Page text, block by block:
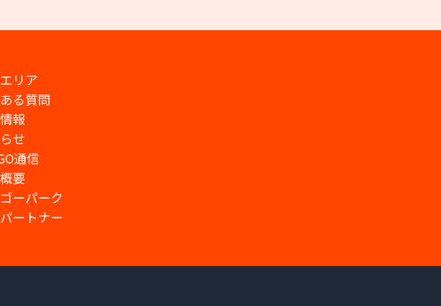
リア
る質問
報
せ
通信
要
ーパーク
ートナー